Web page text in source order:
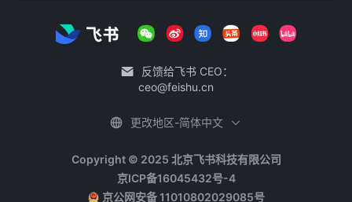
反馈给飞书 CEO：
ceo@feishu.cn
Copyright © 2025 北京飞书科技有限公司
京ICP备16045432号-4
京公网安备 11010802029085号
更改地区-简体中文